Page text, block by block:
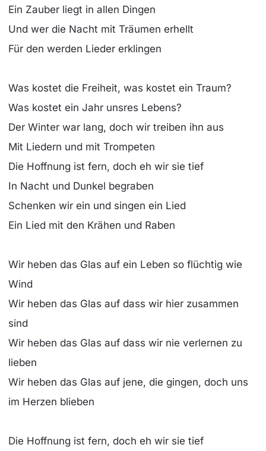
Ein Zauber liegt in allen Dingеn
Und wer die Nacht mit Träumen erhellt
Für den werden Lieder erklingen
Was kostet die Freiheit, was kostet ein Traum?
Was kostet ein Jahr unsres Lebens?
Der Winter war lang, doch wir treiben ihn aus
Mit Liedern und mit Trompeten
Die Hoffnung ist fern, doch eh wir sie tief
In Nacht und Dunkel begraben
Schenken wir ein und singen ein Lied
Ein Lied mit den Krähen und Raben
Wir heben das Glas auf ein Leben so flüchtig wie
Wind
Wir heben das Glas auf dass wir hier zusammen
sind
Wir heben das Glas auf dass wir nie verlernen zu
lieben
Wir heben das Glas auf jene, die gingen, doch uns
im Herzen blieben
Die Hoffnung ist fern, doch eh wir sie tief